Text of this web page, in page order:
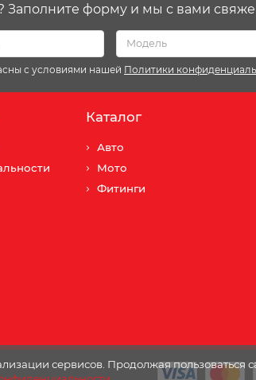
сервисов. Продолжая пользоваться
Заполните форму и мы с вами
с условиями нашей Политики
Каталог
Авто
Мото
Фитинги